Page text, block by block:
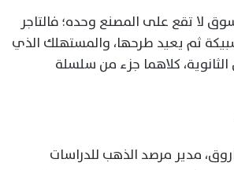
لا تقع على المصنع وحده؛ فالتاجر
ثم يعيد طرحها، والمستهلك الذي
كلاهما جزء من سلسلة
مدير مرصد الذهب للدراسات